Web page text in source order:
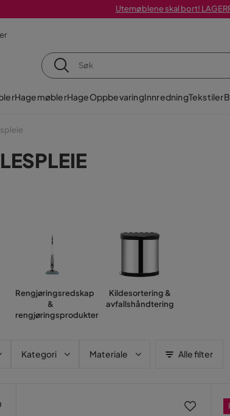
Utemøblene skal bort!
HagemøblerHageOppbevaringInnredningTekstiler
Rengjøringsredskap
&
rengjøringsprodukter
Kildesortering &
avfallshåndtering
Kategori Materiale Alle filter